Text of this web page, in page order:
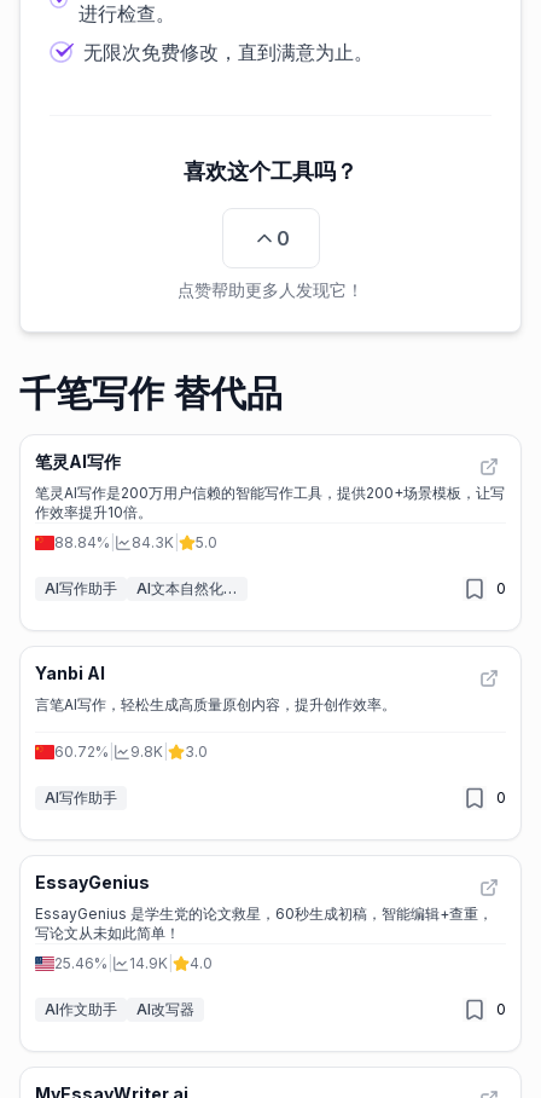
进行检查。
无限次免费修改，直到满意为止。
喜欢这个工具吗？
0
点赞帮助更多人发现它！
千笔写作 替代品
笔灵AI写作
笔灵AI写作是200万用户信赖的智能写作工具，提供200+场景模板，让写
作效率提升10倍。
88.84%
84.3K 5.0
AI写作助手 AI文本自然化工具 0
Yanbi AI
言笔AI写作，轻松生成高质量原创内容，提升创作效率。
60.72% 9.8K 3.0
AI写作助手 0
EssayGenius
EssayGenius 是学生党的论文救星，60秒生成初稿，智能编辑+查重，
写论文从未如此简单！
25.46%
14.9K 4.0
AI作文助手 AI改写器 0
MyEssayWriter.ai